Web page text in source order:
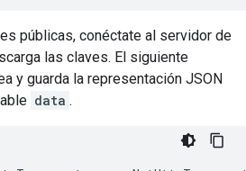
públicas, conéctate al servidor de
las claves. El siguiente
y guarda la representación JSON
data .